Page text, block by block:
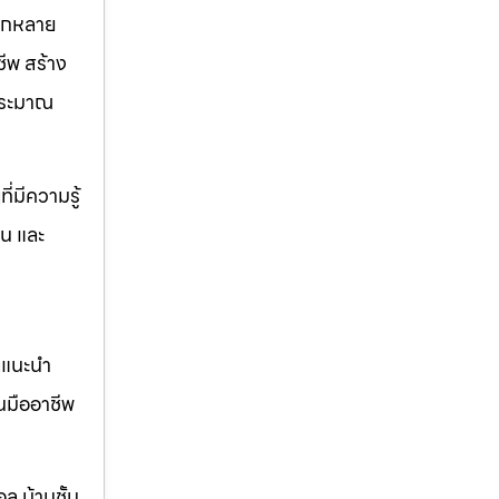
หลาย
สร้าง
ะมาณ
มีความรู้
และ
นะนำ
มืออาชีพ